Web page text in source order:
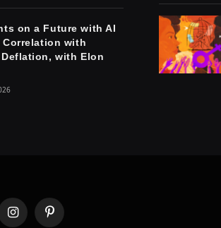
on a Future with AI
with
Deflation, with Elon
InstagramPinterest